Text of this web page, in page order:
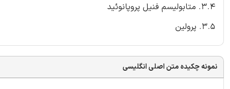
3.4. متابولیسم فنیل پروپانوئید
3.5. پرولین
نمونه چکیده متن اصلی انگلیسی